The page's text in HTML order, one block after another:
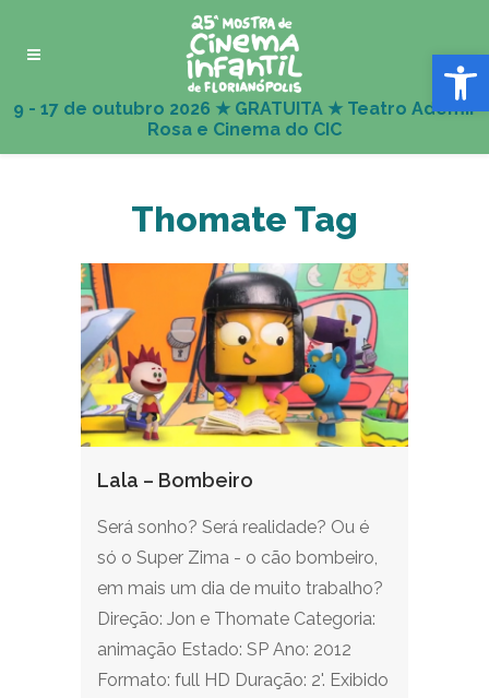
Abrir
Thomate Tag
Lala – Bombeiro
Será sonho? Será realidade? Ou é
só o Super Zima - o cão bombeiro,
em mais um dia de muito trabalho?
Direção: Jon e Thomate Categoria:
animação Estado: SP Ano: 2012
Formato: full HD Duração: 2'. Exibido